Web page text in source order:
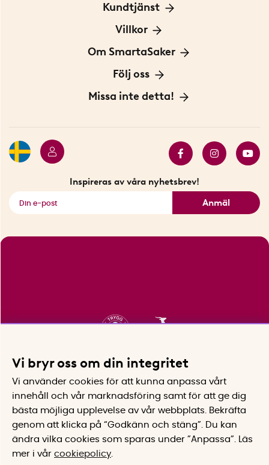
Kundtjänst
Kontakta oss
För Företag
Villkor
Frakt och leverans
Personuppgiftspolicy
Om SmartaSaker
Om oss
Vår historia
Följ oss
Blogg: Smarta tips
Missa inte detta!
Inspireras av våra nyhetsbrev!
Anmäl
Vi bryr oss om din integritet
Vi använder cookies för att kunna anpassa vårt
innehåll och vår marknadsföring samt för att ge dig
bästa möjliga upplevelse av vår webbplats.
Bekräfta
genom att klicka på “Godkänn och stäng”. Du kan
ändra vilka cookies som sparas under ”Anpassa”.
Läs
mer i vår cookiepolicy